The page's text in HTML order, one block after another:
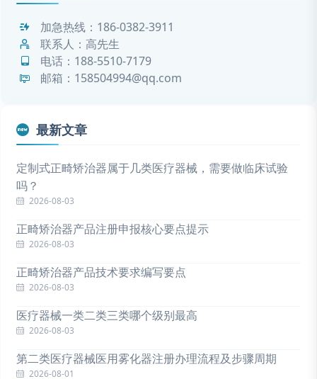
加急热线： 186-0382-3911
联系人：高先生
电话： 188-5510-7179
邮箱：158504994@qq.com
最新文章
定制式正畸矫治器属于几类医疗器械，需要做临床试验
吗？
2026-08-03
正畸矫治器产品注册申报核心要点提示
2026-08-03
正畸矫治器产品技术要求编写要点
2026-08-03
医疗器械一类二类三类哪个级别最高
2026-08-03
第二类医疗器械医用雾化器注册办理流程及步骤周期
2026-08-01